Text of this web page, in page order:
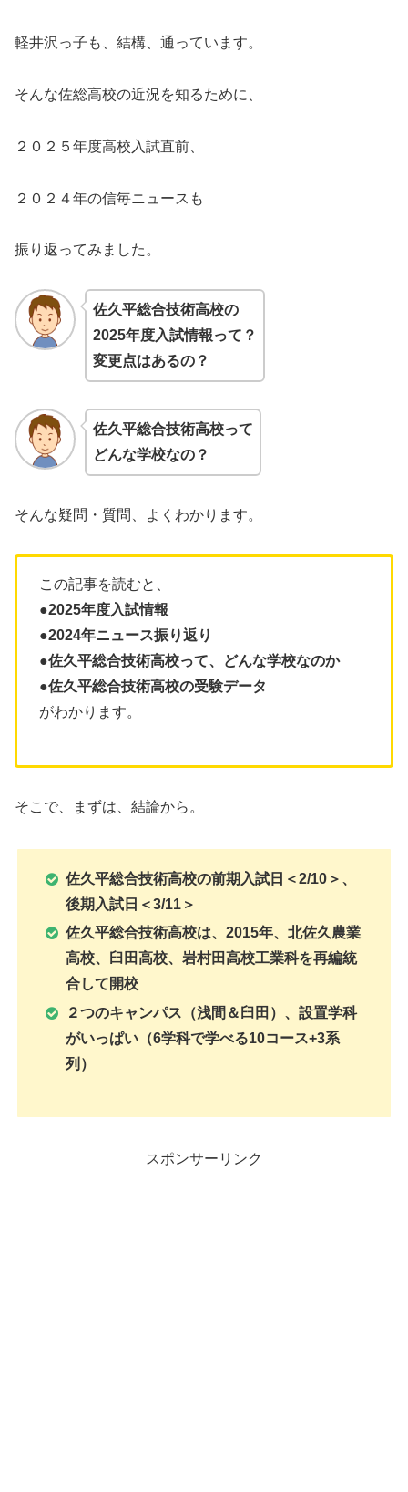
軽井沢っ子も、結構、通っています。
そんな佐総高校の近況を知るために、
２０２５年度高校入試直前、
２０２４年の信毎ニュースも
振り返ってみました。
佐久平総合技術高校の
2025年度入試情報って？
変更点はあるの？
佐久平総合技術高校って
どんな学校なの？
そんな疑問・質問、よくわかります。
この記事を読むと、
●2025年度入試情報
●2024年ニュース振り返り
●佐久平総合技術高校って、どんな学校なのか
●佐久平総合技術高校の受験データ
がわかります。
そこで、まずは、結論から。
佐久平総合技術高校の前期入試日＜2/10＞、
後期入試日＜3/11＞
佐久平総合技術高校は、2015年、北佐久農業
高校、臼田高校、岩村田高校工業科を再編統
合して開校
２つのキャンパス（浅間＆臼田）、設置学科
がいっぱい（6学科で学べる10コース+3系
列）
スポンサーリンク